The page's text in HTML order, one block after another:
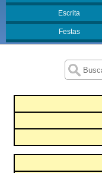
Escrita
Festas